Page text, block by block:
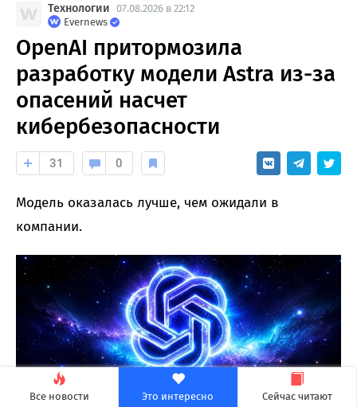
Все новости Это интересно Сейчас читают
Технологии 07.08.2026 в 22:12
Evernews
OpenAI притормозила
разработку модели Astra из-за
опасений насчет
кибербезопасности
31 0
Модель оказалась лучше, чем ожидали в
компании.